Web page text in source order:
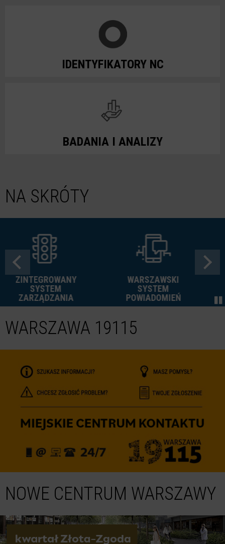
IDENTYFIKATORY NC
BADANIA I ANALIZY
NA SKRÓTY
WARSZAWSKI
SYSTEM
POWIADOMIEŃ
UTRUDNIENIA
W RUCHU
WARSZAWA 19115
NOWE CENTRUM WARSZAWY